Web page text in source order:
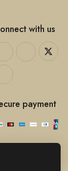
with us
payment